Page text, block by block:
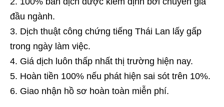
đầu ngành.
Dịch thuật công chứng tiếng Thái Lan lấy gấp
trong ngày làm việc.
Giá dịch luôn thấp nhất thị trường hiện nay.
Hoàn tiền 100% nếu phát hiện sai sót trên 10%.
Giao nhận hồ sơ hoàn toàn miễn phí.